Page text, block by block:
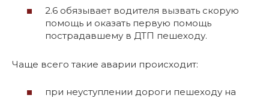
2.6 обязывает водителя вызвать скорую
помощь и оказать первую помощь
пострадавшему в ДТП пешеходу.
Чаще всего такие аварии происходит:
при неуступлении дороги пешеходу на